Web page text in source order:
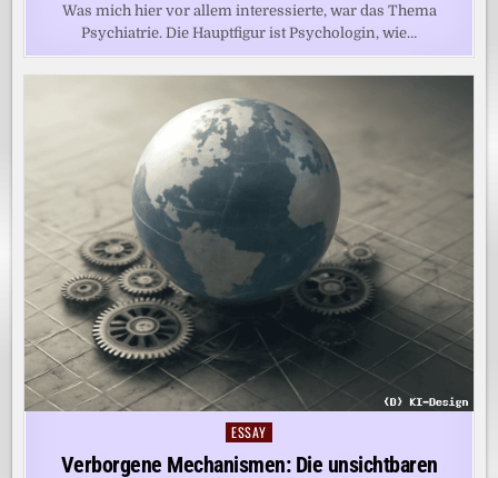
Was mich hier vor allem interessierte, war das Thema
Psychiatrie. Die Hauptfigur ist Psychologin, wie…
Posted
in
ESSAY
Verborgene Mechanismen: Die unsichtbaren